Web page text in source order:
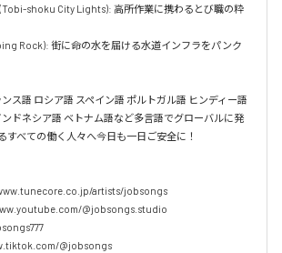
shoku City Lights): 高所作業に携わるとび職の粋
Rock): 街に命の水を届ける水道インフラをパンク
ス語 ロシア語 スペイン語 ポルトガル語 ヒンディー語
ドネシア語 ベトナム語など多言語でグローバルに発
すべての働く人々へ今日も一日ご安全に！
artists/jobsongs
@jobsongs.studio
@jobsongs